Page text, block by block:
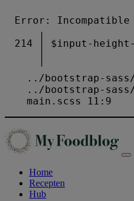
Home
Recepten
Hub